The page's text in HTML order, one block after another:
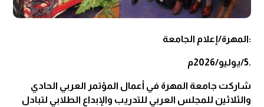
:المه‍رة/إعلام الجامعة
.5/يوليو/2026م
شاركت جامعة المهرة في أعمال المؤتمر العربي الحادي
والثلاثين للمجلس العربي للتدريب والإبداع الطلابي لتبادل